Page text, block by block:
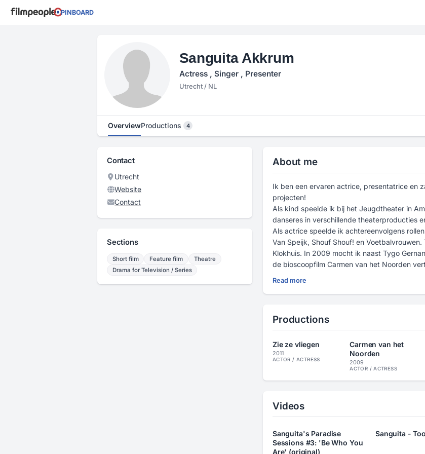
PINBOARD
Sanguita Akkrum
Actress , Singer , Presenter
Utrecht / NL
OverviewProductions 4
Contact
Utrecht
Website
Contact
Sections
Short film Feature film
Theatre
Drama for Television / Series
About me
Ik ben een ervaren actrice, presentatrice en
projecten!
Als kind speelde ik bij het Jeugdtheater in
danseres in verschillende theaterproducties
Als actrice speelde ik achtereenvolgens
Van Speijk, Shouf Shouf! en
Klokhuis. In 2009 mocht ik naast Tygo
de bioscoopfilm Carmen van het Noorden
deed ik in 2012 mee aan reizend festival de
Tussendoor heb ik vaak presentatie klussen
heb ik een intensieve workshop presenteren
door Roeland Kooijmans.
Door mijn voltooide HBO studie International
Read more
Productions
Zie ze vliegen
2011
ACTOR / ACTRESS
Carmen van het
Noorden
2009
ACTOR / ACTRESS
Videos
Sanguita's Paradise
Sessions #3: 'Be Who You
Are' (original)
Sanguita -